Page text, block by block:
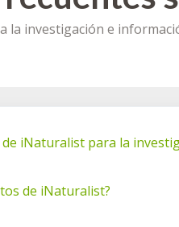
la investigación e
iNaturalist para la
de iNaturalist?